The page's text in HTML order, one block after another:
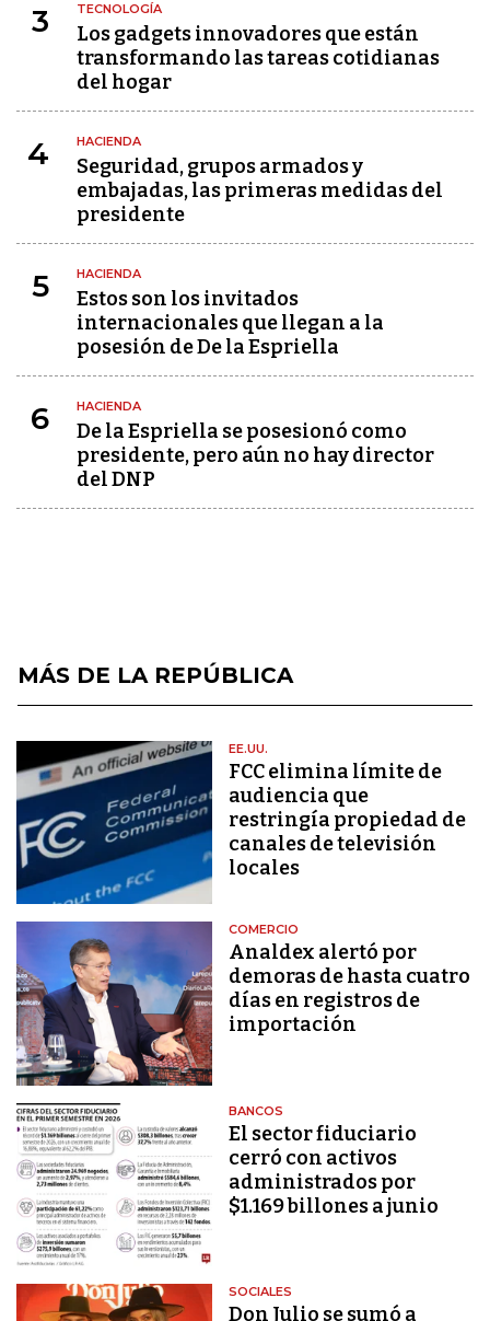
3 TECNOLOGÍA
Los gadgets innovadores que están
transformando las tareas cotidianas
del hogar
4 HACIENDA
Seguridad, grupos armados y
embajadas, las primeras medidas del
presidente
5 HACIENDA
Estos son los invitados
internacionales que llegan a la
posesión de De la Espriella
6 HACIENDA
De la Espriella se posesionó como
presidente, pero aún no hay director
del DNP
MÁS DE LA REPÚBLICA
EE.UU.
FCC elimina límite de
audiencia que
restringía propiedad de
canales de televisión
locales
COMERCIO
Analdex alertó por
demoras de hasta cuatro
días en registros de
importación
BANCOS
El sector fiduciario
cerró con activos
administrados por
$1.169 billones a junio
SOCIALES
Don Julio se sumó a